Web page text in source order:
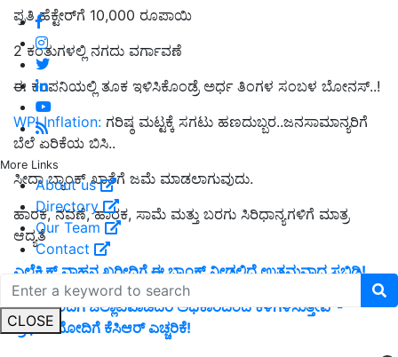
More Links
About us
Directory
Our Team
Contact
CLOSE
ಪ್ರತಿ ಹೆಕ್ಟೇರ್‌ಗೆ 10,000 ರೂಪಾಯಿ
2 ಕಂತುಗಳಲ್ಲಿ ನಗದು ವರ್ಗಾವಣೆ
ಈ ಕಂಪನಿಯಲ್ಲಿ ತೂಕ ಇಳಿಸಿಕೊಂಡ್ರೆ ಅರ್ಧ ತಿಂಗಳ ಸಂಬಳ ಬೋನಸ್‌..!
WPI Inflation: ಗರಿಷ್ಠ ಮಟ್ಟಕ್ಕೆ ಸಗಟು ಹಣದುಬ್ಬರ..ಜನಸಾಮಾನ್ಯರಿಗೆ
ಬೆಲೆ ಏರಿಕೆಯ ಬಿಸಿ..
ಸೀದಾ ಬ್ಯಾಂಕ್‌ ಖಾತೆಗೆ ಜಮೆ ಮಾಡಲಾಗುವುದು.
ಹಾರಕ, ನವಣೆ, ಹಾರಕ, ಸಾಮೆ ಮತ್ತು ಬರಗು ಸಿರಿಧಾನ್ಯಗಳಿಗೆ ಮಾತ್ರ
ಆದ್ಯತೆ
ಎಲೆಕ್ಟ್ರಿಕ್ ವಾಹನ ಖರೀದಿಗೆ ಈ ಬ್ಯಾಂಕ್ ನೀಡಲಿದೆ ಉತ್ತಮವಾದ ಸಬ್ಸಿಡಿ!
“ರೈತರೊಂದಿಗೆ ಚೆಲ್ಲಾಟವಾಡಿದರೆ ಅಧಿಕಾರದಿಂದ ಕೆಳಗಿಳಿಸುತ್ತೇವೆ”-
ಪ್ರಧಾನಿ ಮೋದಿಗೆ ಕೆಸಿಆರ್ ಎಚ್ಚರಿಕೆ!